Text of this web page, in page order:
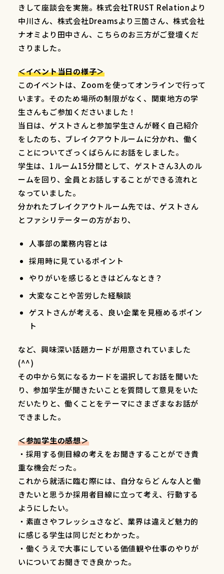
きして座談会を実施。株式会社TRUST Relationより
中川さん、株式会社Dreamsより三箇さん、株式会社
ナオミより田中さん、こちらのお三方がご登壇くだ
さりました。
＜イベント当日の様子＞
このイベントは、Zoomを使ってオンラインで行って
います。そのため場所の制限がなく、関東地方の学
生さんもご参加くださいました！
当日は、ゲストさんと参加学生さんが軽く自己紹介
をしたのち、ブレイクアウトルームに分かれ、働く
ことについてざっくばらんにお話をしました。
学生は、1ルーム15分間として、ゲストさん3人のル
ームを回り、全員とお話しすることができる流れと
なっていました。
分かれたブレイクアウトルーム先では、ゲストさん
とファシリテーターの方がおり、
人事部の業務内容とは
採用時に見ているポイント
やりがいを感じるときはどんなとき？
大変なことや苦労した経験談
ゲストさんが考える、良い企業を見極めるポイン
ト
など、興味深い話題カードが用意されていました
(^^)
その中から気になるカードを選択してお話を聞いた
り、参加学生が聞きたいことを質問して意見をいた
だいたりと、働くことをテーマにさまざまなお話が
できました。
＜参加学生の感想＞
・採用する側目線の考えをお聞きすることができ貴
重な機会だった。
これから就活に臨む際には、自分ならど んな人と働
きたいと思うか採用者目線に立って考え、行動する
ようにしたい。
・素直さやフレッシュさなど、業界は違えど魅力的
に感じる学生は同じだとわかった。
・働くうえで大事にしている価値観や仕事のやりが
いについてお聞きでき良かった。